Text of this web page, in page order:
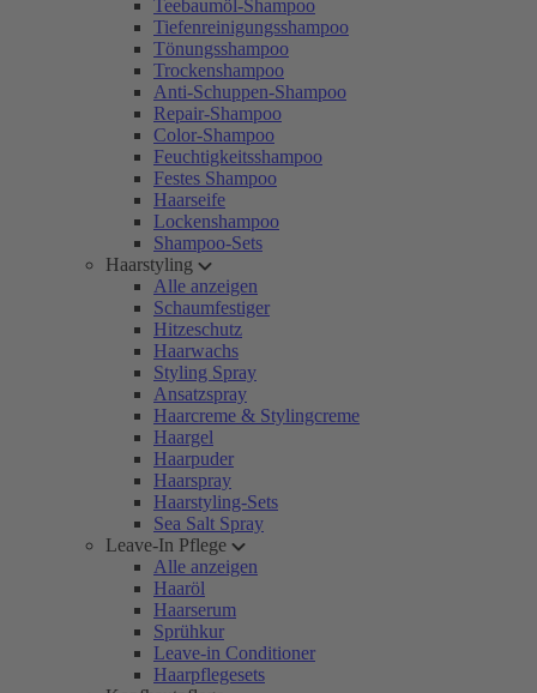
Teebaumöl-Shampoo
Tiefenreinigungsshampoo
Tönungsshampoo
Trockenshampoo
Anti-Schuppen-Shampoo
Repair-Shampoo
Color-Shampoo
Feuchtigkeitsshampoo
Festes Shampoo
Haarseife
Lockenshampoo
Shampoo-Sets
Haarstyling
Alle anzeigen
Schaumfestiger
Hitzeschutz
Haarwachs
Styling Spray
Ansatzspray
Haarcreme & Stylingcreme
Haargel
Haarpuder
Haarspray
Haarstyling-Sets
Sea Salt Spray
Leave-In Pflege
Alle anzeigen
Haaröl
Haarserum
Sprühkur
Leave-in Conditioner
Haarpflegesets